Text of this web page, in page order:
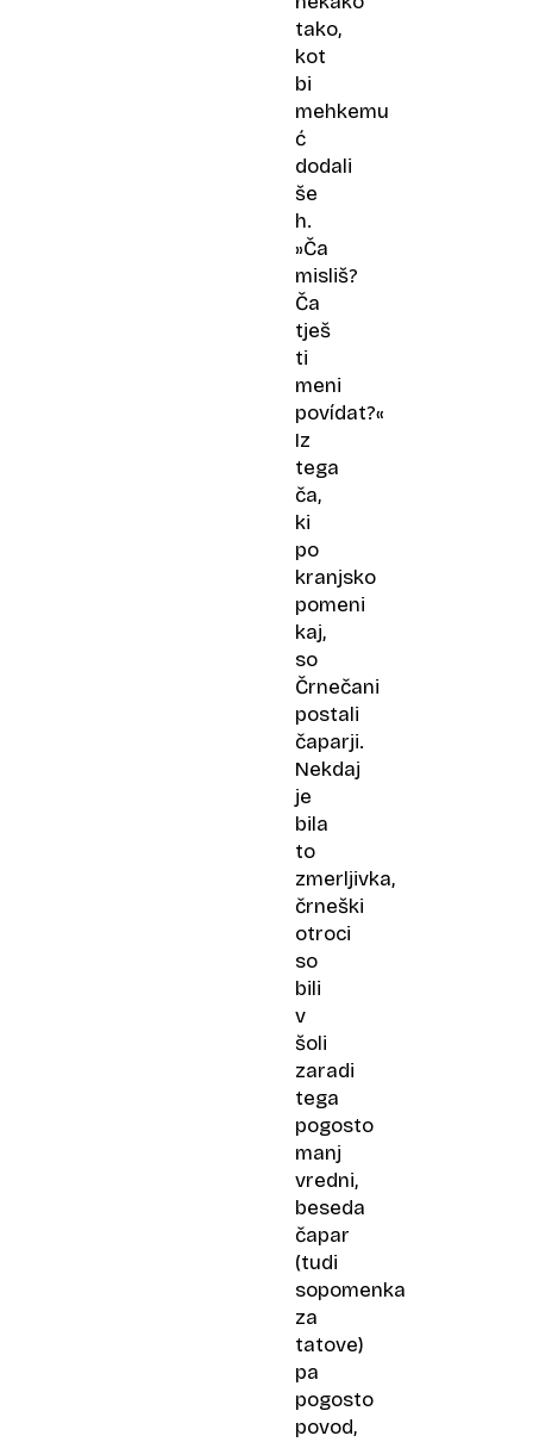
tako,
kot
bi
mehkemu
ć
dodali
še
h.
»Ča
misliš?
Ča
tješ
ti
meni
povídat?«
Iz
tega
ča,
ki
po
kranjsko
pomeni
kaj,
so
Črnečani
postali
čaparji.
Nekdaj
je
bila
to
zmerljivka,
črneški
otroci
so
bili
v
šoli
zaradi
tega
pogosto
manj
vredni,
beseda
čapar
(tudi
sopomenka
za
tatove)
pa
pogosto
povod,